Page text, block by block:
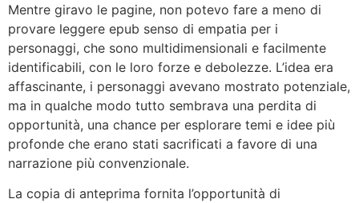
Mentre giravo le pagine, non potevo fare a meno di
provare leggere epub senso di empatia per i
personaggi, che sono multidimensionali e facilmente
identificabili, con le loro forze e debolezze. L’idea era
affascinante, i personaggi avevano mostrato potenziale,
ma in qualche modo tutto sembrava una perdita di
opportunità, una chance per esplorare temi e idee più
profonde che erano stati sacrificati a favore di una
narrazione più convenzionale.
La copia di anteprima fornita l’opportunità di